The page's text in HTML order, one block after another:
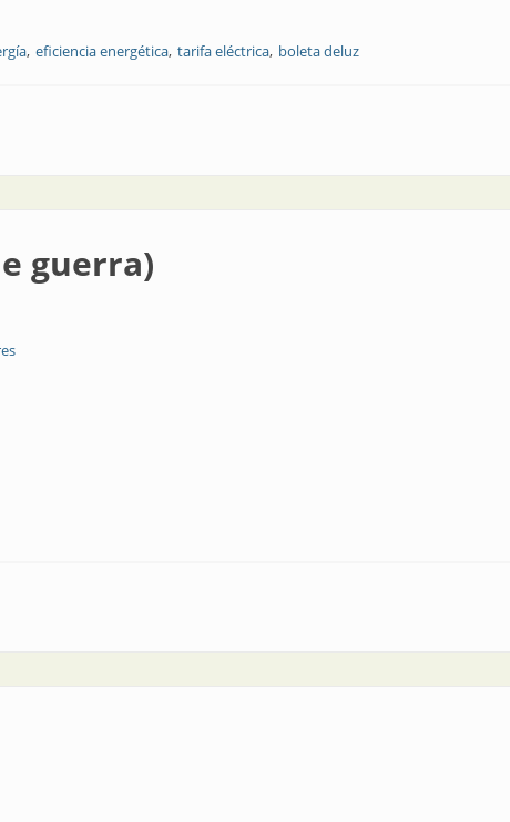
eficiencia energética tarifa eléctrica boleta deluz
la energía
guerra)